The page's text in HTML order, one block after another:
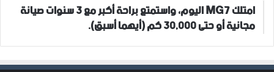
امتلك MG7 اليوم، واستمتع براحة أكبر مع 3 سنوات صيانة
مجانية أو حتى 30,000 كم (أيهما أسبق).